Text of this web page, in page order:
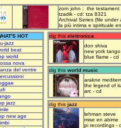
zorn john : the testament
tzadik - cd: tza 8321
Archival Series (file under
la più intima e spirituale
HOT
jazz
beat
world
nova
del ventre
jazz
new age
dig this elettronica
don shiva
new york tango
blue flame - cd
dig this world music
arakne
the legend of
arc - cd
dig this jazz
lehman steve
mise en abime
pi recordings -